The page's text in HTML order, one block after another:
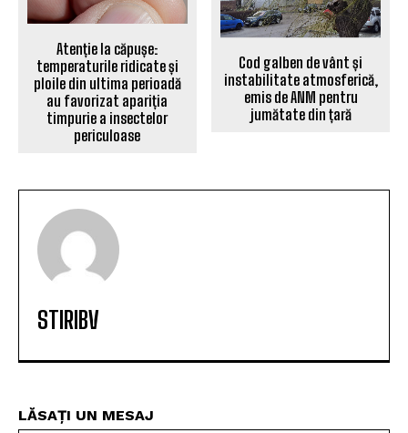
Atenție la căpușe:
temperaturile ridicate și
ploile din ultima perioadă
au favorizat apariția
timpurie a insectelor
periculoase
Cod galben de vânt și
instabilitate atmosferică,
emis de ANM pentru
jumătate din țară
STIRIBV
LĂSAȚI UN MESAJ